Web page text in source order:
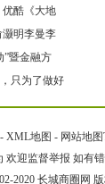
优酷《大地
灏明李曼李
”暨金融方
只为了做好
- XML地图 - 网站地图
欢迎监督举报 如有
2020 长城商圈网